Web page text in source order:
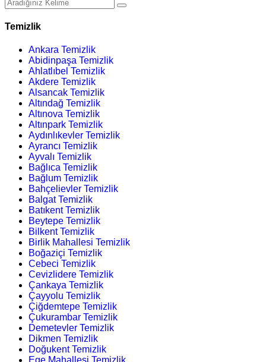
Temizlik
Ankara Temizlik
Abidinpaşa Temizlik
Ahlatlıbel Temizlik
Akdere Temizlik
Alsancak Temizlik
Altındağ Temizlik
Altınova Temizlik
Altınpark Temizlik
Aydınlıkevler Temizlik
Ayrancı Temizlik
Ayvalı Temizlik
Bağlıca Temizlik
Bağlum Temizlik
Bahçelievler Temizlik
Balgat Temizlik
Batıkent Temizlik
Beytepe Temizlik
Bilkent Temizlik
Birlik Mahallesi Temizlik
Boğaziçi Temizlik
Cebeci Temizlik
Cevizlidere Temizlik
Çankaya Temizlik
Çayyolu Temizlik
Çiğdemtepe Temizlik
Çukurambar Temizlik
Demetevler Temizlik
Dikmen Temizlik
Doğukent Temizlik